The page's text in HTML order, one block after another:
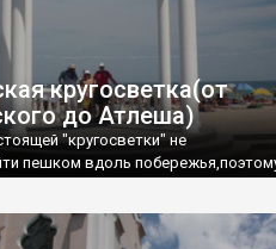
кругосветка(от
до Атлеша)
"кругосветки" не
пешком вдоль